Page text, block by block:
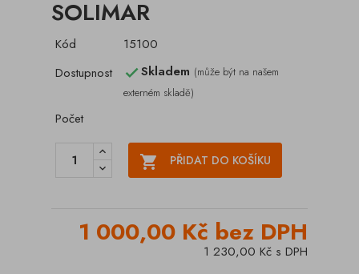
SOLIMAR
Kód
15100
Dostupnost
Skladem (může být na našem
externém skladě)
Počet
 PŘIDAT DO KOŠÍKU
1 000,00 Kč bez DPH
1 230,00 Kč s DPH